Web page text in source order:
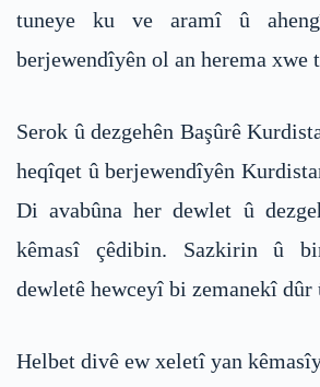
tuneye ku ve aramî û
berjewendîyên ol an herema xwe
Serok û dezgehên Başûrê
heqîqet û berjewendîyên
Di avabûna her dewlet û
kêmasî çêdibin. Sazkirin û
dewletê hewceyî bi zemanekî dûr
Helbet divê ew xeletî yan